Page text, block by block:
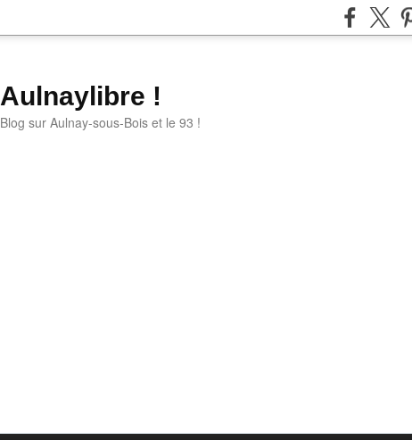
Aulnaylibre !
Blog sur Aulnay-sous-Bois et le 93 !